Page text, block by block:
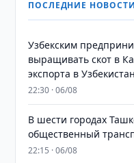
ПОСЛЕДНИЕ НОВОСТИ
Узбекским
выращивать скот в
экспорта в Узбекистан
22:30 · 06/08
В шести городах
общественный
22:15 · 06/08